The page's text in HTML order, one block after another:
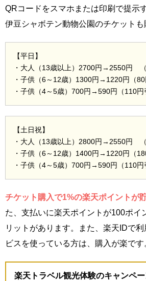
QRコードをスマホまたは印刷で提示
伊豆シャボテン動物公園のチケットも
【平日】
・大人（13歳以上）2700円→2550円 （
・子供（6～12歳）1300円→1220円（80
・子供（4～5歳）700円→590円（110円
【土日祝】
・大人（13歳以上）2800円→2550円 （
・子供（6～12歳）1400円→1220円（
・子供（4～5歳）700円→590円（110円
チケット購入で1%の楽天ポイントが
た、支払いに楽天ポイントが100ポイ
リットがあります。また、楽天IDで
ビスを使っている方は、購入が楽です
楽天トラベル観光体験のキャンペ